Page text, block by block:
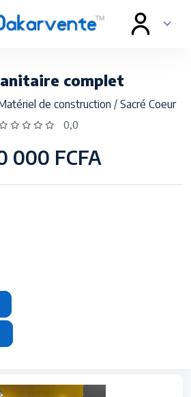
complet
de construction / Sacré Coeur
0,0
000 FCFA